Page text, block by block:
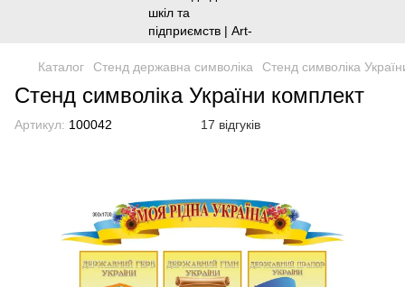
Каталог Стенд державна символіка Стенд символіка
Стенд символіка України комплект
Артикул: 100042 17 відгуків